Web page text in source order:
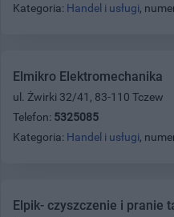
Kategoria: Handel i usługi,
Elmikro Elektromechanika
ul. Żwirki 32/41, 83-110 Tczew
Telefon: 5325085
Kategoria: Handel i usługi,
Elpik- czyszczenie i pranie